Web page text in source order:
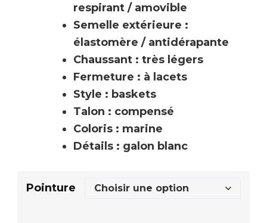
respirant / amovible
Semelle extérieure :
élastomère / antidérapante
Chaussant : très légers
Fermeture : à lacets
Style : baskets
Talon : compensé
Coloris : marine
Détails : galon blanc
Pointure